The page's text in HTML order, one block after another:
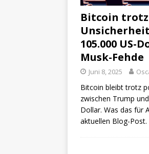
Bitcoin
105.000
Musk-Fehde
Juni 8, 2025
Bitcoin bleibt trotz
zwischen Trump
Dollar. Was das für
aktuellen Blog-Post.